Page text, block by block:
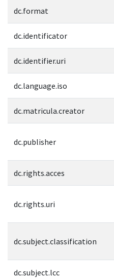
dc.format
dc.identificator
dc.identifier.uri
dc.language.iso
dc.matricula.creator
dc.publisher
dc.rights.acces
dc.rights.uri
dc.subject.classification
dc.subject.lcc